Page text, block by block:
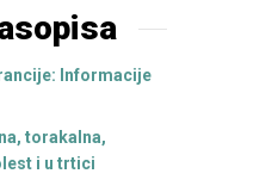
Informacije
torakalna,
i u trtici